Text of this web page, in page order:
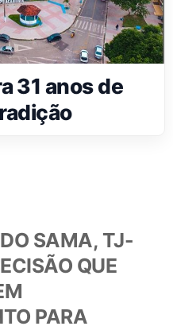
31 anos de
SAMA, TJ-
QUE
PARA